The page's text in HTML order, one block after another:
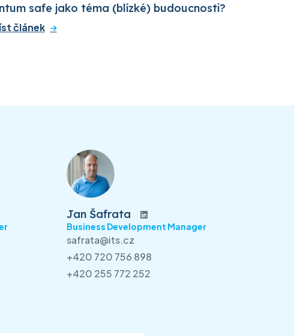
safe jako téma (blízké) budoucnosti?
článek
Jan Šafrata
Business Development Manager
safrata@its.cz
+420 720 756 898
+420 255 772 252